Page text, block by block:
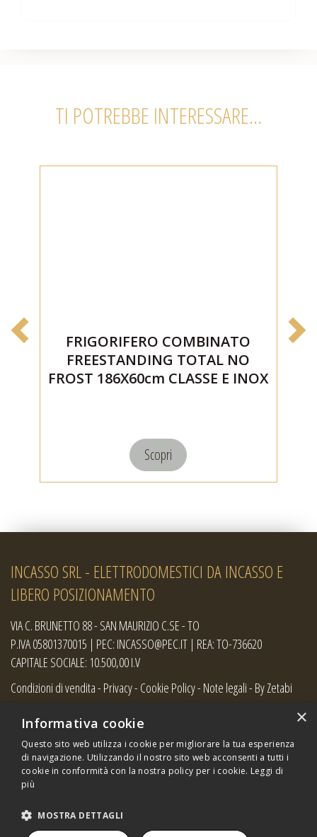
TI POTREBBE INTERESSARE...
FRIGORIFERO COMBINATO
FREESTANDING TOTAL NO
FROST 186X60cm CLASSE E INOX
Scopri
INCASSO SRL - ELETTRODOMESTICI DA INCASSO E
LIBERO POSIZIONAMENTO
VIA C. BRUNETTO 88 - SAN MAURIZIO C.SE - TO
P.IVA 05801370015 | PEC: INCASSO@PEC.IT | REA: TO-736620
CAPITALE SOCIALE: 10.500,00 I.V
Condizioni di vendita- Privacy- Cookie Policy- Note legali- By Zetabi
Copyright:i loghi e le immagini dei prodotti presenti sul
×
Informativa cookie
Questo sito web utilizza i cookie per migliorare la tua esperienza
di navigazione. Utilizzando il nostro sito web acconsenti a tutti i
cookie in conformità con la nostra policy per i cookie. Leggi di
più
MOSTRA DETTAGLI